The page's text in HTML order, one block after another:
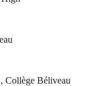
Béliveau